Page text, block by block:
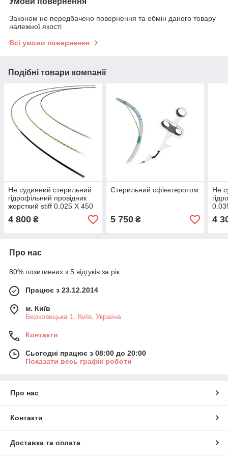
Законом не передбачено повернення та обмін даного товару
належної якості
Всі умови повернення
Подібні товари компанії
Не судинний стерильний
гідрофільний провідник
жорсткий stiff 0.025 X 450
(довгий провідник)
4 800 ₴
Стерильний сфінктеротом
5 750₴
Не
4
Про нас
80% позитивних з 5 відгуків за рік
Працює з 23.12.2014
м. Київ
Берковецька 1, Київ, Україна
Контакти
Сьогодні працює з 08:00 до 20:00
Показати весь графік роботи
Про нас
Контакти
Доставка та оплата